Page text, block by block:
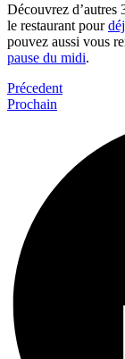
Découvrez d’autres
le restaurant pour
pouvez aussi vous
pause du midi.
Précedent
Prochain